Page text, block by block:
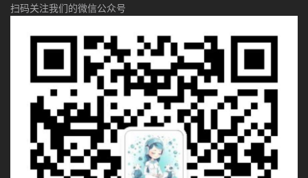
扫码关注我们的微信公众号